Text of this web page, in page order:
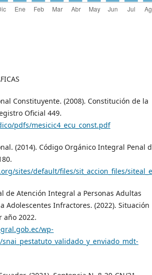
Constituyente. (2008). Constitución de la
Oficial 449.
pdfs/mesicic4_ecu_const.pdf
(2014). Código Orgánico Integral Penal
sites/default/files/sit_accion_files/
de Atención Integral a Personas Adultas
Adolescentes Infractores. (2022). Situación
año 2022.
wp-